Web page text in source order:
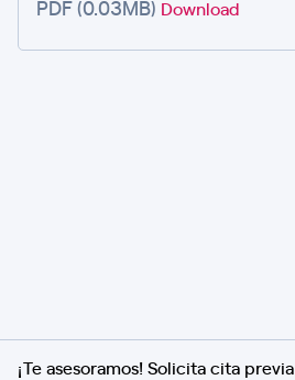
PDF (0.03MB) Download
¡Te asesoramos! Solicita cita previa